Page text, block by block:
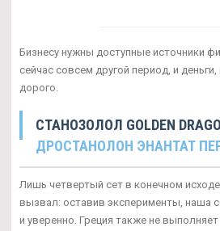
Бизнесу нужны доступные источники
сейчас совсем другой период, и
дорого.
CТАНОЗОЛОЛ GOLDEN
ДРОСТАНОЛОН ЭНАНТАТ
Лишь четвертый сет в конечном
вызвал: оставив эксперименты, наша
и уверенно. Греция также не